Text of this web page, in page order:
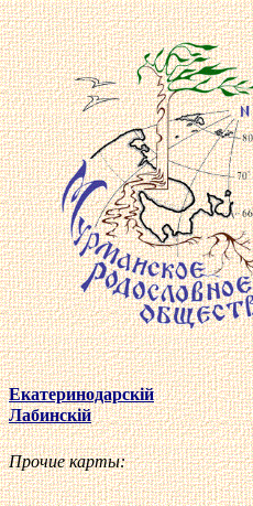
Екатеринодарскiй
Лабинскiй
Прочие карты: